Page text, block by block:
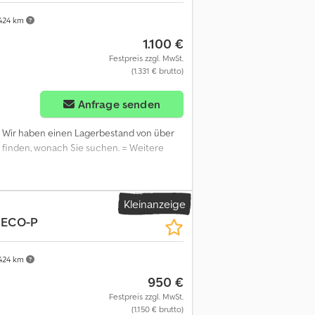
km
1.100 €
Festpreis zzgl. MwSt.
(1.331 € brutto)
Anfrage senden
Wir haben einen Lagerbestand von über
wonach Sie suchen. = Weitere
Kleinanzeige
km
P
950 €
Festpreis zzgl. MwSt.
(1.150 € brutto)